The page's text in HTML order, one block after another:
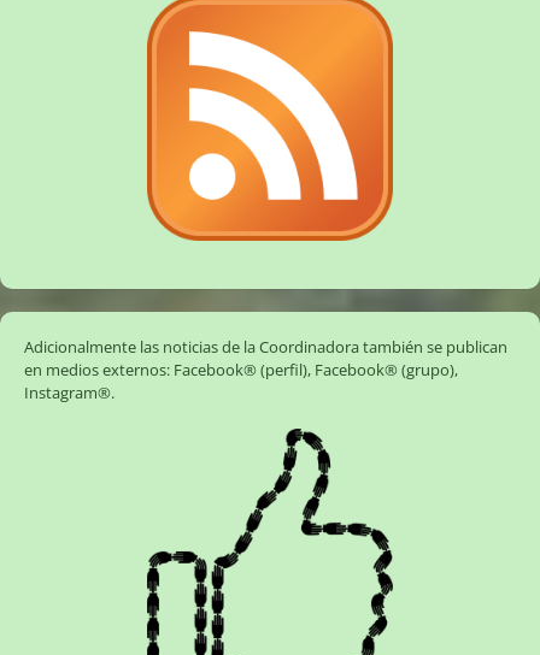
Adicionalmente las noticias de la Coordinadora también se publican
en medios externos: Facebook® (perfil), Facebook® (grupo),
Instagram®.